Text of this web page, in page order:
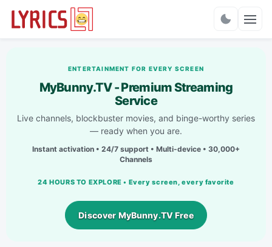
ENTERTAINMENT FOR EVERY SCREEN
MyBunny.TV - Premium Streaming
Service
Live channels, blockbuster movies, and binge-worthy series
— ready when you are.
Instant activation • 24/7 support • Multi-device • 30,000+
Channels
24 HOURS TO EXPLORE • Every screen, every favorite
Discover MyBunny.TV Free